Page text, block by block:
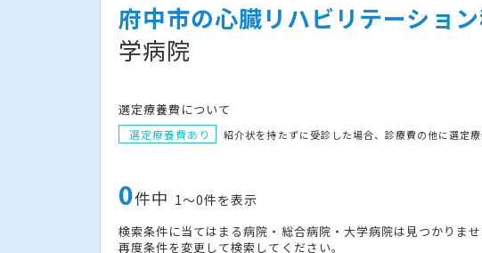
府中市の心臓リハビリテーショ
学病院
選定療養費について
選定療養費あり
紹介状を持たずに受診した場合、診療費の他に選定
0件中 1〜0件を表示
検索条件に当てはまる病院・総合病院・大学病院は見つかりませ
再度条件を変更して検索してください。